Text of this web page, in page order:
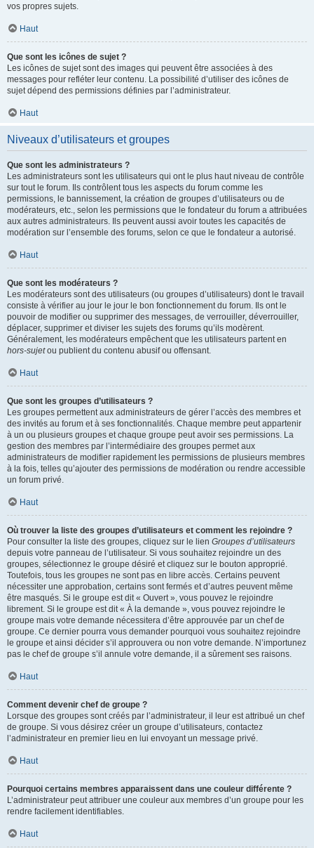
vos propres sujets.
Haut
Que sont les icônes de sujet ?
Les icônes de sujet sont des images qui peuvent être associées à des
messages pour refléter leur contenu. La possibilité d’utiliser des icônes de
sujet dépend des permissions définies par l’administrateur.
Haut
Niveaux d’utilisateurs et groupes
Que sont les administrateurs ?
Les administrateurs sont les utilisateurs qui ont le plus haut niveau de contrôle
sur tout le forum. Ils contrôlent tous les aspects du forum comme les
permissions, le bannissement, la création de groupes d’utilisateurs ou de
modérateurs, etc., selon les permissions que le fondateur du forum a attribuées
aux autres administrateurs. Ils peuvent aussi avoir toutes les capacités de
modération sur l’ensemble des forums, selon ce que le fondateur a autorisé.
Haut
Que sont les modérateurs ?
Les modérateurs sont des utilisateurs (ou groupes d’utilisateurs) dont le travail
consiste à vérifier au jour le jour le bon fonctionnement du forum. Ils ont le
pouvoir de modifier ou supprimer des messages, de verrouiller, déverrouiller,
déplacer, supprimer et diviser les sujets des forums qu’ils modèrent.
Généralement, les modérateurs empêchent que les utilisateurs partent en
hors-sujetou publient du contenu abusif ou offensant.
Haut
Que sont les groupes d’utilisateurs ?
Les groupes permettent aux administrateurs de gérer l’accès des membres et
des invités au forum et à ses fonctionnalités. Chaque membre peut appartenir
à un ou plusieurs groupes et chaque groupe peut avoir ses permissions. La
gestion des membres par l’intermédiaire des groupes permet aux
administrateurs de modifier rapidement les permissions de plusieurs membres
à la fois, telles qu’ajouter des permissions de modération ou rendre accessible
un forum privé.
Haut
Où trouver la liste des groupes d’utilisateurs et comment les rejoindre ?
Pour consulter la liste des groupes, cliquez sur le lien Groupes d’utilisateurs
depuis votre panneau de l’utilisateur. Si vous souhaitez rejoindre un des
groupes, sélectionnez le groupe désiré et cliquez sur le bouton approprié.
Toutefois, tous les groupes ne sont pas en libre accès. Certains peuvent
nécessiter une approbation, certains sont fermés et d’autres peuvent même
être masqués. Si le groupe est dit « Ouvert », vous pouvez le rejoindre
librement. Si le groupe est dit « À la demande », vous pouvez rejoindre le
groupe mais votre demande nécessitera d’être approuvée par un chef de
groupe. Ce dernier pourra vous demander pourquoi vous souhaitez rejoindre
le groupe et ainsi décider s’il approuvera ou non votre demande. N’importunez
pas le chef de groupe s’il annule votre demande, il a sûrement ses raisons.
Haut
Comment devenir chef de groupe ?
Lorsque des groupes sont créés par l’administrateur, il leur est attribué un chef
de groupe. Si vous désirez créer un groupe d’utilisateurs, contactez
l’administrateur en premier lieu en lui envoyant un message privé.
Haut
Pourquoi certains membres apparaissent dans une couleur différente ?
L’administrateur peut attribuer une couleur aux membres d’un groupe pour les
rendre facilement identifiables.
Haut